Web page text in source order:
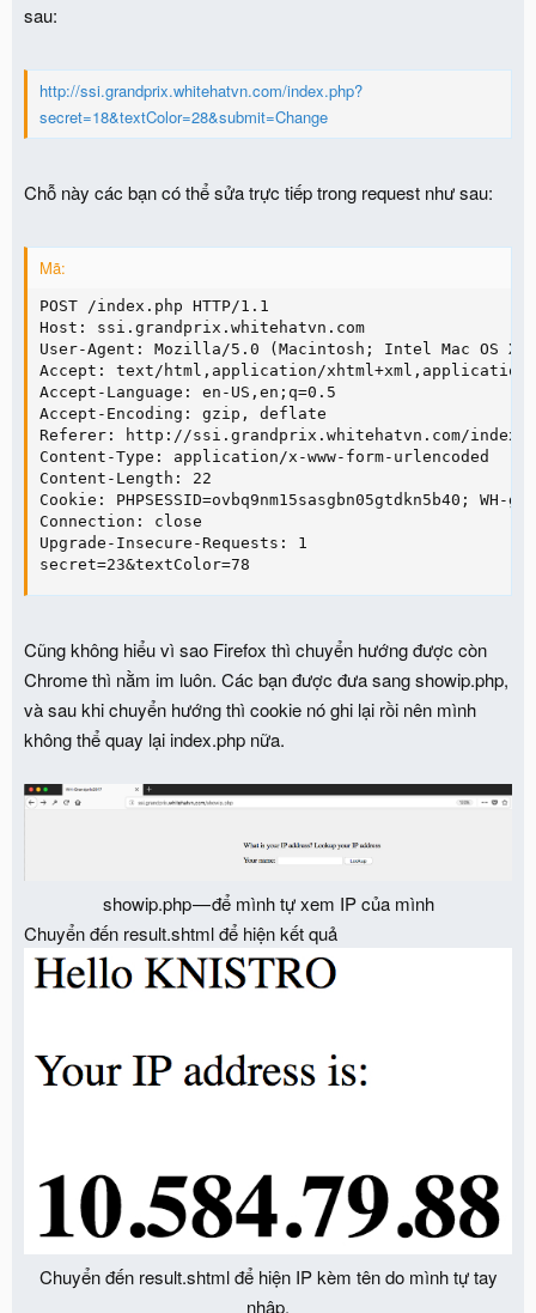
sau:
http://ssi.grandprix.whitehatvn.com/index.php?
secret=18&textColor=28&submit=Change
Chỗ này các bạn có thể sửa trực tiếp trong request như sau:
Mã:
POST /index.php HTTP/1.1
Host: ssi.grandprix.whitehatvn.com
User-Agent: Mozilla/5.0 (Macintosh; Intel Mac OS X
Accept: text/html,application/
Accept-Language: en-US,en;q=0.5
Accept-Encoding: gzip, deflate
Referer: http://ssi.grandprix.whitehatvn.com/
Content-Type: application/x-www-form-urlencoded
Content-Length: 22
Cookie: PHPSESSID=ovbq9nm15sasgbn05gtdkn5b40; WH-
Connection: close
Upgrade-Insecure-Requests: 1
secret=23&textColor=78
Cũng không hiểu vì sao Firefox thì chuyển hướng được còn
Chrome thì nằm im luôn. Các bạn được đưa sang showip.php,
và sau khi chuyển hướng thì cookie nó ghi lại rồi nên mình
không thể quay lại index.php nữa.
showip.php — để mình tự xem IP của mình​
Chuyển đến result.shtml để hiện kết quả
Chuyển đến result.shtml để hiện IP kèm tên do mình tự tay
nhập.